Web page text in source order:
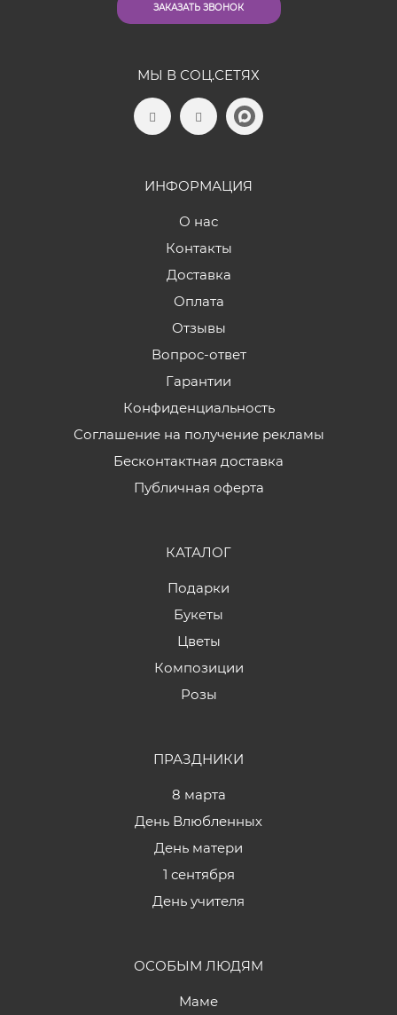
ЗАКАЗАТЬ ЗВОНОК
МЫ В СОЦ.СЕТЯХ
ИНФОРМАЦИЯ
О нас
Контакты
Доставка
Оплата
Отзывы
Вопрос-ответ
Гарантии
Конфиденциальность
Соглашение на получение рекламы
Бесконтактная доставка
Публичная оферта
КАТАЛОГ
Подарки
Букеты
Цветы
Композиции
Розы
ПРАЗДНИКИ
8 марта
День Влюбленных
День матери
1 сентября
День учителя
ОСОБЫМ ЛЮДЯМ
Маме